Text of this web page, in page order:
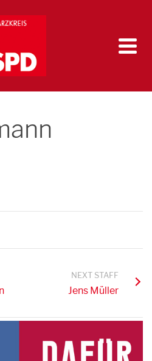
NEXT STAFF
Jens Müller